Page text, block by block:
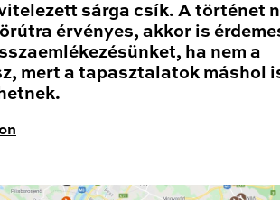
sárga csík. A történet
érvényes, akkor is
ha nem a
mert a tapasztalatok máshol